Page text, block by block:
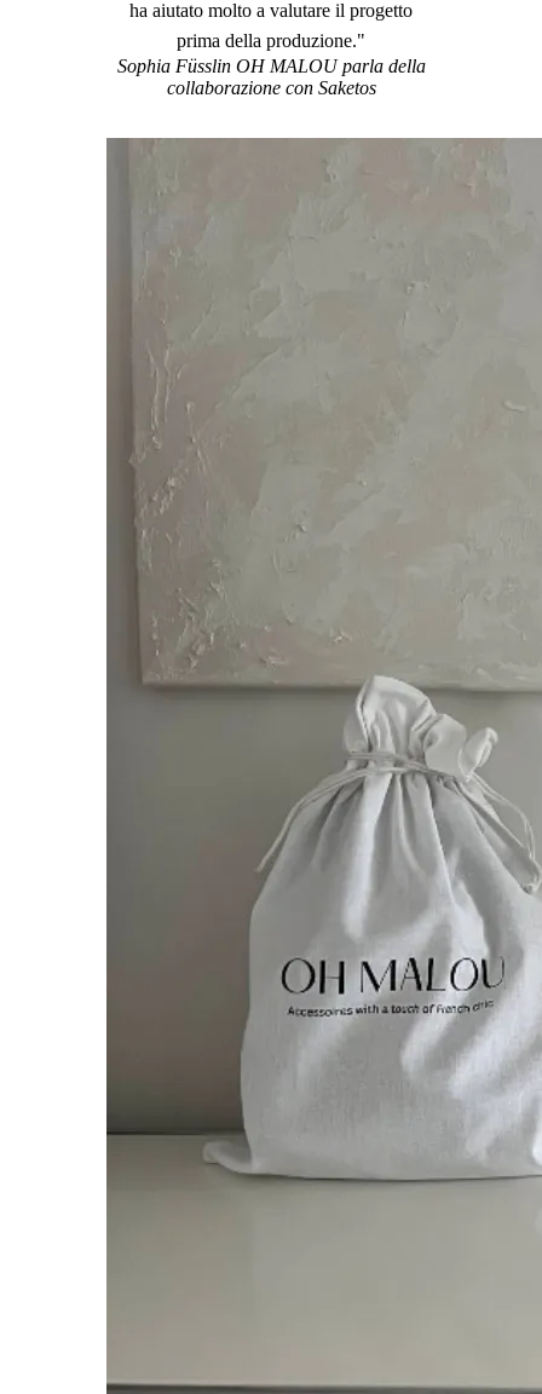
ha aiutato molto a valutare il progetto
prima della produzione."
Sophia Füsslin OH MALOU parla della
collaborazione con Saketos